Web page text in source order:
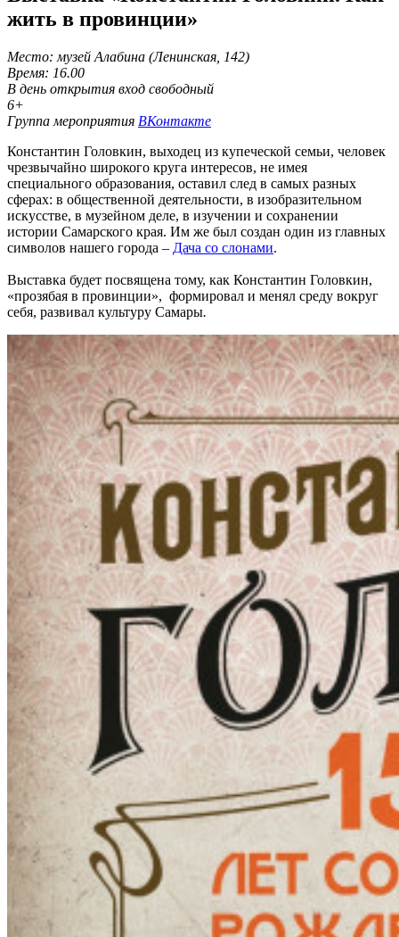
жить в провинции»
Место: музей Алабина (Ленинская, 142)
Время: 16.00
В день открытия вход свободный
6+
Группа мероприятия ВКонтакте
Константин Головкин, выходец из купеческой семьи, человек
чрезвычайно широкого круга интересов, не имея
специального образования, оставил след в самых разных
сферах: в общественной деятельности, в изобразительном
искусстве, в музейном деле, в изучении и сохранении
истории Самарского края. Им же был создан один из главных
символов нашего города – Дача со слонами.
Выставка будет посвящена тому, как Константин Головкин,
«прозябая в провинции», формировал и менял среду вокруг
себя, развивал культуру Самары.